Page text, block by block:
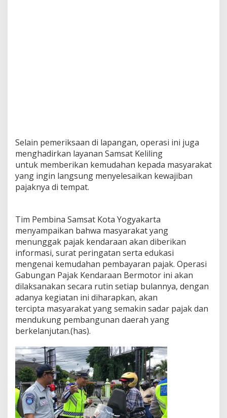
Selain pemeriksaan di lapangan, operasi ini juga
menghadirkan layanan Samsat Keliling
untuk memberikan kemudahan kepada masyarakat
yang ingin langsung menyelesaikan kewajiban
pajaknya di tempat.
Tim Pembina Samsat Kota Yogyakarta
menyampaikan bahwa masyarakat yang
menunggak pajak kendaraan akan diberikan
informasi, surat peringatan serta edukasi
mengenai kemudahan pembayaran pajak. Operasi
Gabungan Pajak Kendaraan Bermotor ini akan
dilaksanakan secara rutin setiap bulannya, dengan
adanya kegiatan ini diharapkan, akan
tercipta masyarakat yang semakin sadar pajak dan
mendukung pembangunan daerah yang
berkelanjutan.(has).